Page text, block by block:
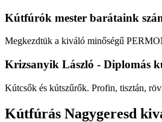
Kútfúrók mester barátaink
Megkezdtük a kiváló minőségű
Krizsanyik László - Diplomás
Kútcsők és kútszűrők. Profin, tisztán,
Kútfúrás Nagygeresd